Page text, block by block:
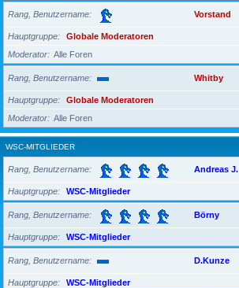
Rang, Benutzername Vorstand
Hauptgruppe
Globale Moderatoren
Moderator
Alle Foren
Rang, Benutzername Whitby
Hauptgruppe
Globale Moderatoren
Moderator
Alle Foren
WSC-MITGLIEDER
Rang, Benutzername Andreas J.
Hauptgruppe WSC-Mitglieder
Rang, Benutzername Börny
Hauptgruppe WSC-Mitglieder
Rang, Benutzername D.Kunze
Hauptgruppe WSC-Mitglieder